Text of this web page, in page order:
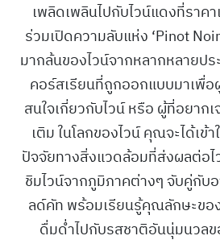
เพลิดเพลินไปกับไวน์แดงที่ราค
ร่วมเปิดความลับแห่ง ‘Pinot
มากล้นของไวน์จากหลากหลายป
คอร์สเรียนที่ถูกออกแบบมาเพื่
สนใจเกี่ยวกับไวน์ หรือ ผู้ที่อยาก
เติม ในโลกของไวน์ คุณจะได้เข้
ปัจจัยทางสิ่งแวดล้อมที่ส่งผลต่อไ
ชิมไวน์จากภูมิภาคต่างๆ จับคู่กับ
ลด์คัท พร้อมเรียนรู้คุณลักษะข
ดื่มด่ำไปกับรสชาติอันนุ่มนวล